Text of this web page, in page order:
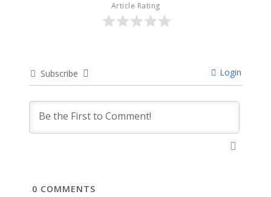
Article Rating
Subscribe Login
0 COMMENTS